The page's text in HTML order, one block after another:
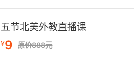
五节北美外教直播课
¥9 原价888元